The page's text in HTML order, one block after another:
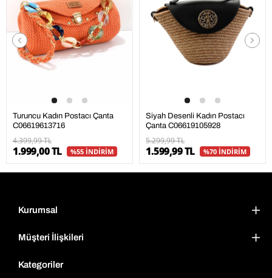
Turuncu Kadın Postacı Çanta
C06619613716
4.399,99 TL
1.999,00 TL %55 İNDİRİM
Siyah Desenli Kadın Postacı
Çanta C06619105928
5.299,99 TL
1.599,99 TL %70 İNDİRİM
Kurumsal
Müşteri İlişkileri
Kategoriler